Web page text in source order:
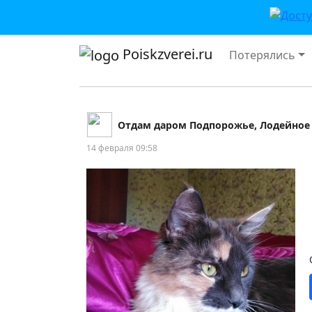
Poiskzverei.ru Потерялись
Отдам даром Подпорожье, Лодейное
14 февраля 09:58